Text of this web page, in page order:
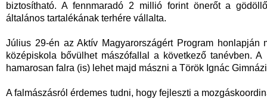
biztosítható. A fennmaradó 2 millió forint önerőt a
általános tartalékának terhére vállalta.
Július 29-én az Aktív Magyarországért Program
középiskola bővülhet mászófallal a következő tanévben.
hamarosan falra (is) lehet majd mászni a Török Ignác
A falmászásról érdemes tudni, hogy fejleszti a